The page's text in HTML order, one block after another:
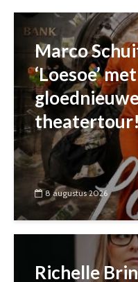
Marco
‘Loesoe’
8 augustus 2026
Richelle